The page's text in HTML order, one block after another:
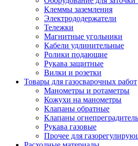
Клеммы заземления
Электрододержатели
Тележки
Магнитные угольники
Кабели удлинительные
Ролики подающие
Рукава защитные
Вилки и розетки
Товары для газосварочных работ
Манометры и ротаметры
Кожухи на манометры
Клапаны обратные
Клапаны
Рукава газовые
Прочее для